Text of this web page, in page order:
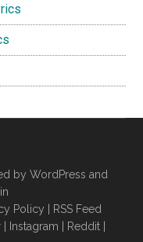
by WordPress and
Policy
RSS Feed
| Instagram Reddit|